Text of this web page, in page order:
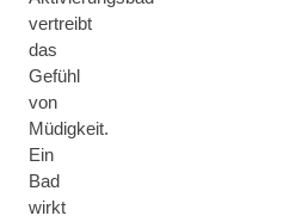
vertreibt
das
Gefühl
von
Müdigkeit.
Ein
Bad
wirkt